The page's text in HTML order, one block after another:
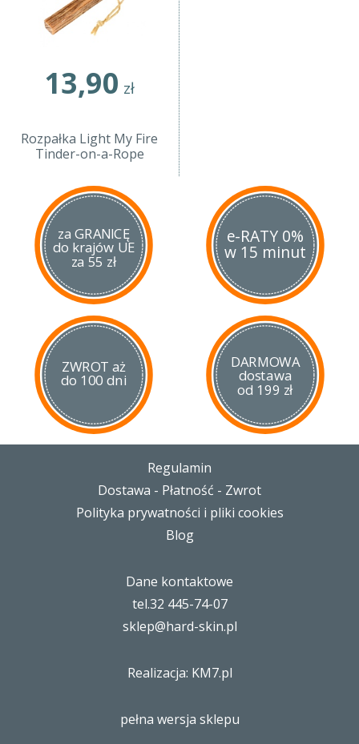
13,90 zł
Rozpałka Light My Fire
Tinder-on-a-Rope
za GRANICĘ
do krajów UE
za 55 zł
e-RATY 0%
w 15 minut
ZWROT aż
do 100 dni
DARMOWA
dostawa
od 199 zł
Regulamin
Dostawa - Płatność - Zwrot
Polityka prywatności i pliki cookies
Blog
Dane kontaktowe
tel.32 445-74-07
sklep@hard-skin.pl
Realizacja: KM7.pl
pełna wersja sklepu